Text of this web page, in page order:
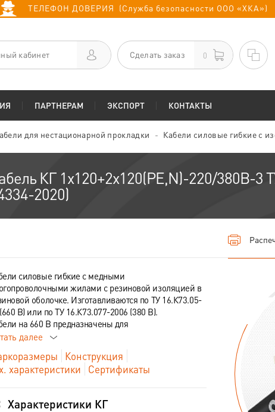
ТЕЛЕФОН ДОВЕРИЯ (Служба безопасности ООО «ХКА»)
кабинет Сделать заказ 0
ПАРТНЕРАМ ЭКСПОРТ КОНТАКТЫ
для нестационарной прокладки Кабели силовые гибкие с
КГ 1х120+2х120(PE,N)-220/380В-3
2020)
силовые гибкие с медными
жилами с резиновой изоляцией в
оболочке. Изготавливаются по ТУ 16.К73.05-
В) или по ТУ 16.К73.077-2006 (380 В).
на 660 В предназначены для
далее
Конструкция
характеристики
Сертификаты
Характеристики КГ